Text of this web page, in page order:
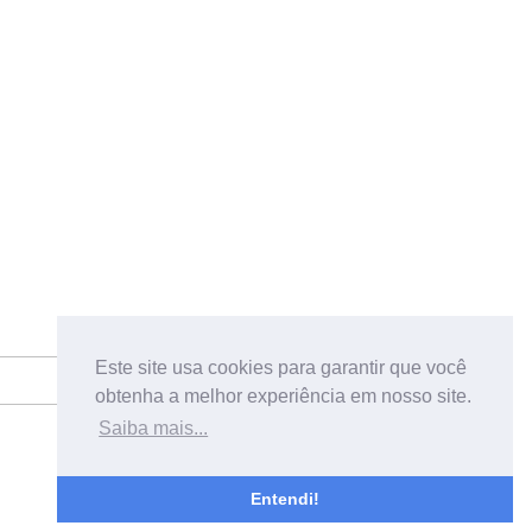
Este site usa cookies para garantir que você
obtenha a melhor experiência em nosso site.
Saiba mais...
Entendi!